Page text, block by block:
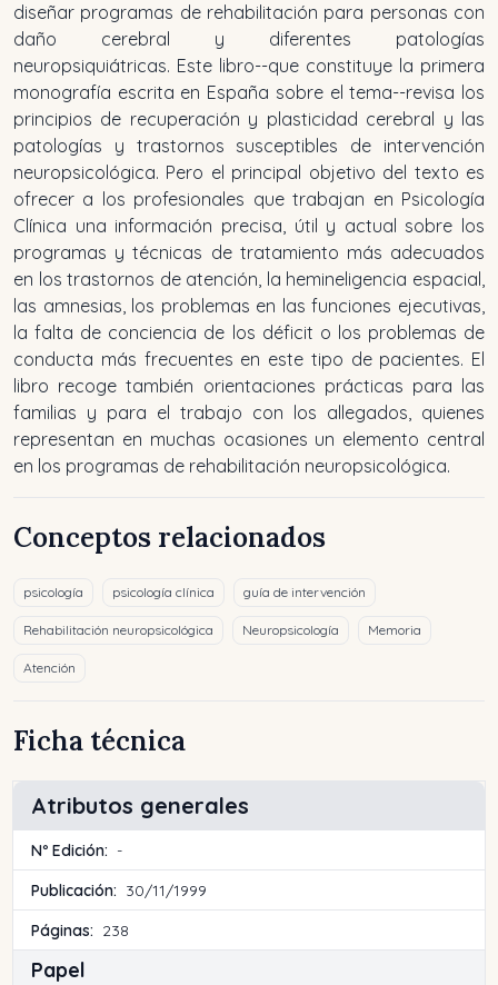
diseñar programas de rehabilitación para personas con
daño cerebral y diferentes patologías
neuropsiquiátricas. Este libro--que constituye la primera
monografía escrita en España sobre el tema--revisa los
principios de recuperación y plasticidad cerebral y las
patologías y trastornos susceptibles de intervención
neuropsicológica. Pero el principal objetivo del texto es
ofrecer a los profesionales que trabajan en Psicología
Clínica una información precisa, útil y actual sobre los
programas y técnicas de tratamiento más adecuados
en los trastornos de atención, la hemineligencia espacial,
las amnesias, los problemas en las funciones ejecutivas,
la falta de conciencia de los déficit o los problemas de
conducta más frecuentes en este tipo de pacientes. El
libro recoge también orientaciones prácticas para las
familias y para el trabajo con los allegados, quienes
representan en muchas ocasiones un elemento central
en los programas de rehabilitación neuropsicológica.
Conceptos relacionados
psicología psicología clínica guía de intervención
Rehabilitación neuropsicológica Neuropsicología Memoria
Atención
Ficha técnica
Atributos generales
Nº Edición: -
Publicación: 30/11/1999
Páginas: 238
Papel